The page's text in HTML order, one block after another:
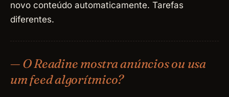
novo conteúdo automaticamente. Tarefas
diferentes.
— O Readine mostra anúncios ou usa
um feed algorítmico?